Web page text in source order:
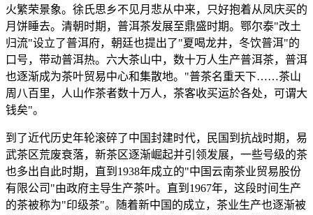
火繁荣景象。徐氏思乡不见月悲从中来，只好抱着从凤庆买的
月饼睡去。清朝时期，普洱茶发展至鼎盛时期。鄂尔泰"改土
归流"设立了普洱府，朝廷也提出了"夏喝龙井，冬饮普洱"的
口号，带动普洱热。六大茶山中，数十万人生产普洱茶，普洱
也逐渐成为茶叶贸易中心和集散地。"普茶名重天下……茶山
周八百里，人山作茶者数十万人，茶客收买运於各处，可谓大
钱矣"。
到了近代历史年轮滚碎了中国封建时代，民国到抗战时期，易
武茶区荒废衰落，新茶区逐渐崛起并引领发展，一些号级的茶
也多出自此时期，直到1938年成立的"中国云南茶业贸易股份
有限公司"由政府主导生产茶叶。直到1967年，这段时间生产
的茶被称为"印级茶"。随着新中国的成立，茶业生产也逐渐被